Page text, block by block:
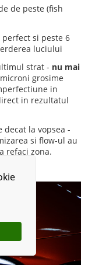
de peste (fish
si peste 6
luciului
strat - nu mai
grosime
in
in rezultatul
decat la vopsea -
si flow-ul au
refaci zona.